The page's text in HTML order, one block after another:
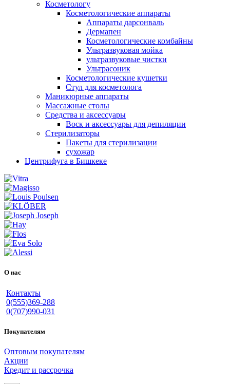
Косметологу
Косметологические аппараты
Аппараты дарсонваль
Дермапен
Косметологические комбайны
Ультразвуковая мойка
ультразвуковые чистки
Ультрасоник
Косметологические кушетки
Стул для косметолога
Маникюрные аппараты
Массажные столы
Средства и аксессуары
Воск и аксессуары для депиляции
Стерилизаторы
Пакеты для стерилизации
сухожар
Центрифуга в Бишкеке
О нас
Контакты
0(555)369-288
0(707)990-031
Покупателям
Оптовым покупателям
Акции
Кредит и рассрочка